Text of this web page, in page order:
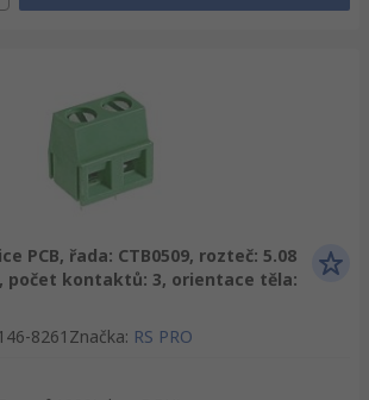
PCB, řada: CTB0509, rozteč: 5.08
počet kontaktů: 3, orientace těla:
8261 Značka: RS PRO